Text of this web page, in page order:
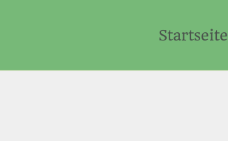
Startseite